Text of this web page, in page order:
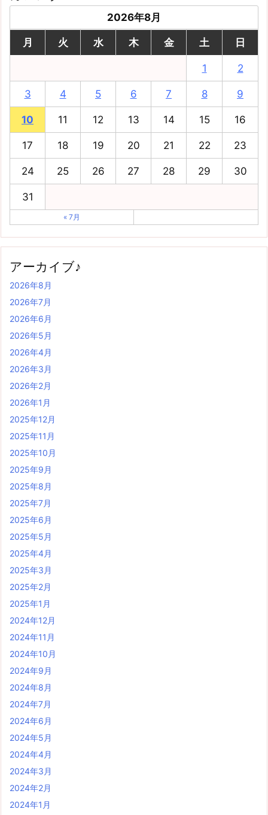
2026年8月
月 火 水 木 金 土 日
1 2
3 4 5 6 7 8 9
10 11 12 13 14 15 16
17 18 19 20 21 22 23
24 25 26 27 28 29 30
31
« 7月
アーカイブ♪
2026年8月
2026年7月
2026年6月
2026年5月
2026年4月
2026年3月
2026年2月
2026年1月
2025年12月
2025年11月
2025年10月
2025年9月
2025年8月
2025年7月
2025年6月
2025年5月
2025年4月
2025年3月
2025年2月
2025年1月
2024年12月
2024年11月
2024年10月
2024年9月
2024年8月
2024年7月
2024年6月
2024年5月
2024年4月
2024年3月
2024年2月
2024年1月